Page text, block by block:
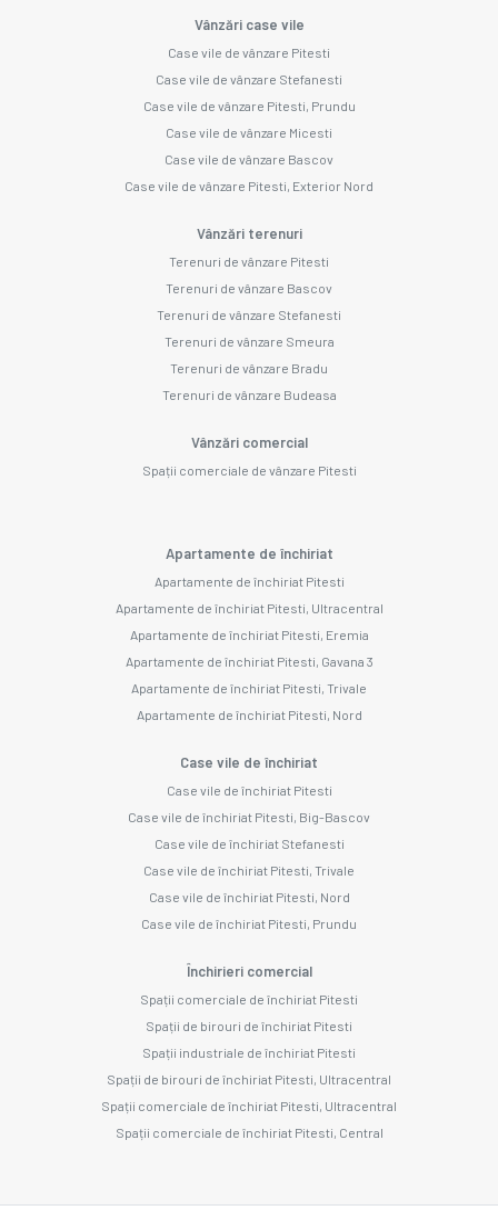
Vânzări case vile
Case vile de vânzare Pitesti
Case vile de vânzare Stefanesti
Case vile de vânzare Pitesti, Prundu
Case vile de vânzare Micesti
Case vile de vânzare Bascov
Case vile de vânzare Pitesti, Exterior Nord
Vânzări terenuri
Terenuri de vânzare Pitesti
Terenuri de vânzare Bascov
Terenuri de vânzare Stefanesti
Terenuri de vânzare Smeura
Terenuri de vânzare Bradu
Terenuri de vânzare Budeasa
Vânzări comercial
Spații comerciale de vânzare Pitesti
Apartamente de închiriat
Apartamente de închiriat Pitesti
Apartamente de închiriat Pitesti, Ultracentral
Apartamente de închiriat Pitesti, Eremia
Apartamente de închiriat Pitesti, Gavana 3
Apartamente de închiriat Pitesti, Trivale
Apartamente de închiriat Pitesti, Nord
Case vile de închiriat
Case vile de închiriat Pitesti
Case vile de închiriat Pitesti, Big-Bascov
Case vile de închiriat Stefanesti
Case vile de închiriat Pitesti, Trivale
Case vile de închiriat Pitesti, Nord
Case vile de închiriat Pitesti, Prundu
Închirieri comercial
Spații comerciale de închiriat Pitesti
Spații de birouri de închiriat Pitesti
Spații industriale de închiriat Pitesti
Spații de birouri de închiriat Pitesti, Ultracentral
Spații comerciale de închiriat Pitesti, Ultracentral
Spații comerciale de închiriat Pitesti, Central